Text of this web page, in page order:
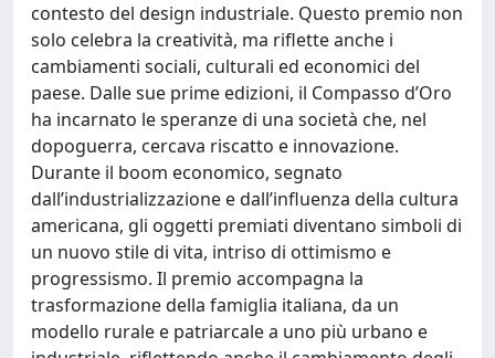
contesto del design industriale. Questo premio non
solo celebra la creatività, ma riflette anche i
cambiamenti sociali, culturali ed economici del
paese. Dalle sue prime edizioni, il Compasso d’Oro
ha incarnato le speranze di una società che, nel
dopoguerra, cercava riscatto e innovazione.
Durante il boom economico, segnato
dall’industrializzazione e dall’influenza della cultura
americana, gli oggetti premiati diventano simboli di
un nuovo stile di vita, intriso di ottimismo e
progressismo. Il premio accompagna la
trasformazione della famiglia italiana, da un
modello rurale e patriarcale a uno più urbano e